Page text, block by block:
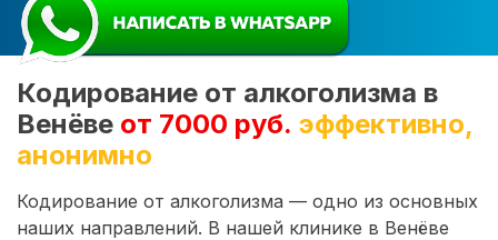
Кодирование от алкоголизма в
Венёве от 7000 руб. эффективно,
анонимно
Кодирование от алкоголизма — одно из основных
наших направлений. В нашей клинике в Венёве